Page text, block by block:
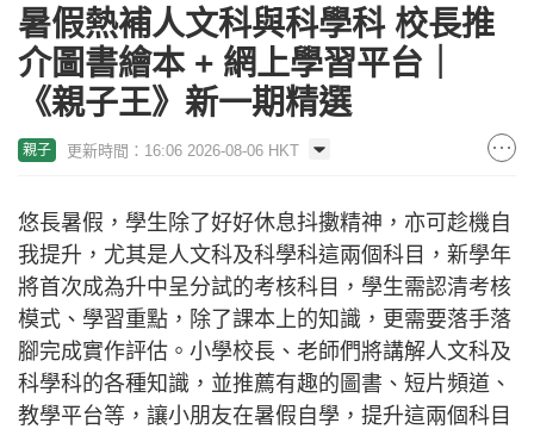
暑假熱補人文科與科學科 校長推
介圖書繪本 + 網上學習平台｜
《親子王》新一期精選
親子 更新時間：16:06 2026-08-06 HKT
悠長暑假，學生除了好好休息抖擻精神，亦可趁機自
我提升，尤其是人文科及科學科這兩個科目，新學年
將首次成為升中呈分試的考核科目，學生需認清考核
模式、學習重點，除了課本上的知識，更需要落手落
腳完成實作評估。小學校長、老師們將講解人文科及
科學科的各種知識，並推薦有趣的圖書、短片頻道、
教學平台等，讓小朋友在暑假自學，提升這兩個科目